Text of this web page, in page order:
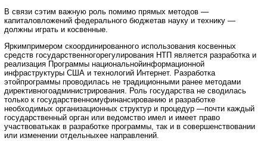
В связи сэтим важную роль помимо прямых методов —
капиталовложений федерального бюджетав науку и технику —
должны играть и косвенные.
Яркимпримером скоординированного использования косвенных
средств государственногорегулирования НТП является разработка и
реализация Программы национальнойинформационной
инфраструктуры США и технологий Интернет. Разработка
этойпрограммы проводилась не традиционными ранее методами
директивногоадминистрирования. Роль государства не сводилась
только к государственномуфинансированию и разработке
необходимых организационных структур и процедур —почти каждый
государственный орган или ведомство имел и имеет право
участвоватькак в разработке программы, так и в совершенствовании
или изменении отдельныхее направлений.